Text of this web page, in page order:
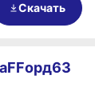
Скачать